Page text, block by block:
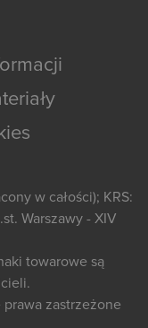
w całości); KRS:
Warszawy - XIV
towarowe są
prawa zastrzeżone